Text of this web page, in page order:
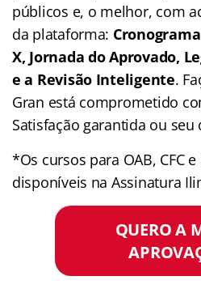
públicos e, o melhor, com
da plataforma:
X, Jornada do Aprovado,
e a Revisão Inteligente.
Gran está comprometido
Satisfação garantida ou
*Os cursos para OAB, CFC
disponíveis na Assinatura
QUERO A